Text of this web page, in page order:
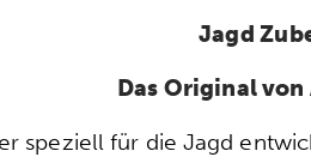
Jagd
Das Original von
speziell für die Jagd